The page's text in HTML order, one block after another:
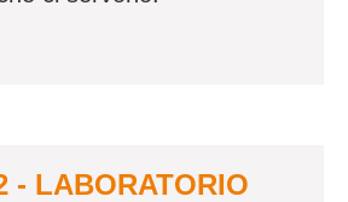
- LABORATORIO